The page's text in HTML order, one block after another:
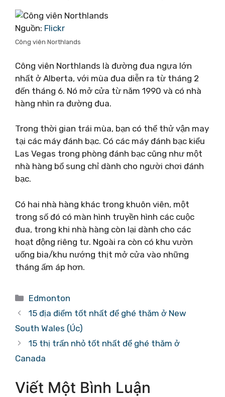
Nguồn: Flickr
Công viên Northlands
Công viên Northlands là đường đua ngựa lớn
nhất ở Alberta, với mùa đua diễn ra từ tháng 2
đến tháng 6. Nó mở cửa từ năm 1990 và có nhà
hàng nhìn ra đường đua.
Trong thời gian trái mùa, bạn có thể thử vận ​​​​may
tại các máy đánh bạc. Có các máy đánh bạc kiểu
Las Vegas trong phòng đánh bạc cũng như một
nhà hàng bổ sung chỉ dành cho người chơi đánh
bạc.
Có hai nhà hàng khác trong khuôn viên, một
trong số đó có màn hình truyền hình các cuộc
đua, trong khi nhà hàng còn lại dành cho các
hoạt động riêng tư. Ngoài ra còn có khu vườn
uống bia/khu nướng thịt mở cửa vào những
tháng ấm áp hơn.
Danh
mục
Edmonton
15 địa điểm tốt nhất để ghé thăm ở New
South Wales (Úc)
15 thị trấn nhỏ tốt nhất để ghé thăm ở
Canada
Viết Một Bình Luận